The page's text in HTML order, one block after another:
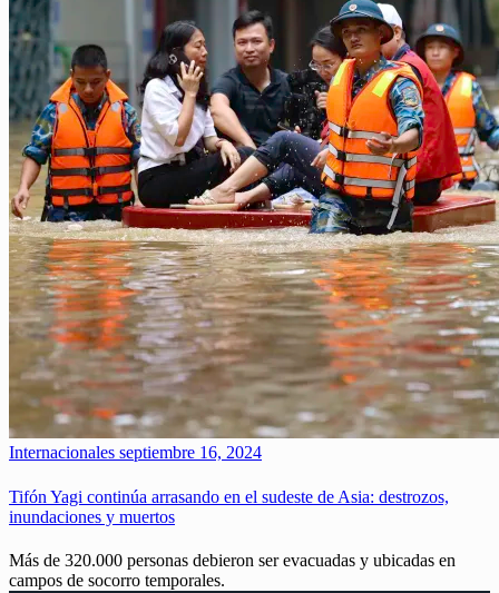
Internacionales septiembre 16, 2024
Tifón Yagi continúa arrasando en el sudeste de Asia: destrozos,
inundaciones y muertos
Más de 320.000 personas debieron ser evacuadas y ubicadas en
campos de socorro temporales.